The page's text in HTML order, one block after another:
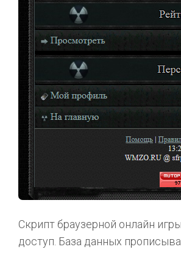
Скрипт браузерной онлайн
доступ. База данных